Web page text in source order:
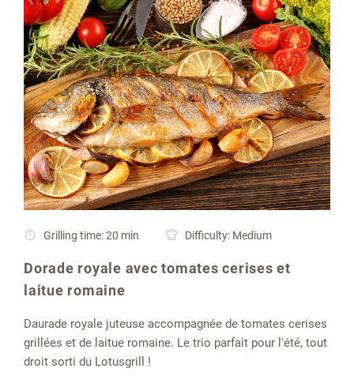
Grilling time: 20 min Difficulty: Medium
Dorade royale avec tomates cerises et
laitue romaine
Daurade royale juteuse accompagnée de tomates cerises
grillées et de laitue romaine. Le trio parfait pour l'été, tout
droit sorti du Lotusgrill !